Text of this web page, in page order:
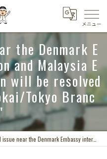
the Denmark E
and Malaysia E
will be resolved
Tokyo Branc
Embassy intersection and Malaysia Embassy intersection will be resolved by MoldBusters Tokai/Tokyo Branch!"